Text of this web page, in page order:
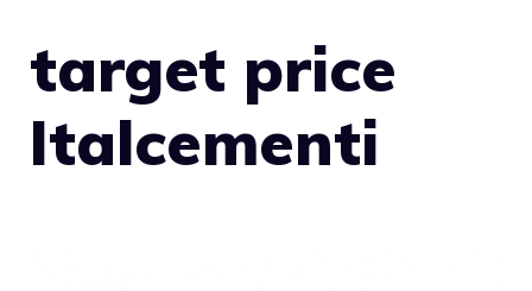
target price
Italcementi